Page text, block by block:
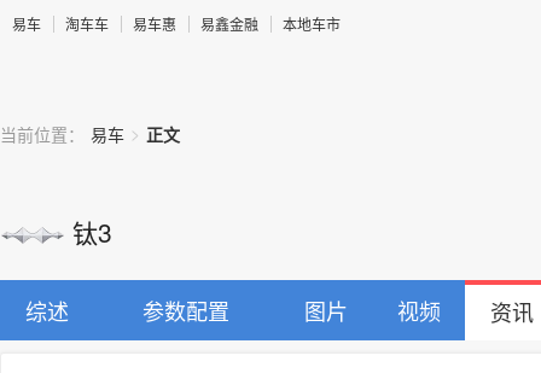
易车 淘车车 易车惠 易鑫金融 本地车市
当前位置： 易车 > 正文
钛3
综述 参数配置 图片 视频 资讯